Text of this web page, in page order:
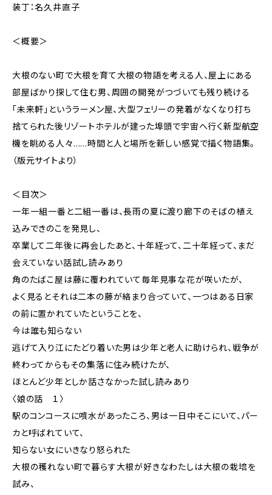
装丁：名久井直子
＜概要＞
大根のない町で大根を育て大根の物語を考える人、屋上にある
部屋ばかり探して住む男、周囲の開発がつづいても残り続ける
「未来軒」というラーメン屋、大型フェリーの発着がなくなり打ち
捨てられた後リゾートホテルが建った埠頭で宇宙へ行く新型航空
機を眺める人々……時間と人と場所を新しい感覚で描く物語集。
（版元サイトより）
＜目次＞
一年一組一番と二組一番は、長雨の夏に渡り廊下のそばの植え
込みできのこを発見し、
卒業して二年後に再会したあと、十年経って、二十年経って、まだ
会えていない話試し読みあり
角のたばこ屋は藤に覆われていて毎年見事な花が咲いたが、
よく見るとそれは二本の藤が絡まり合っていて、一つはある日家
の前に置かれていたということを、
今は誰も知らない
逃げて入り江にたどり着いた男は少年と老人に助けられ、戦争が
終わってからもその集落に住み続けたが、
ほとんど少年としか話さなかった試し読みあり
〈娘の話 １〉
駅のコンコースに噴水があったころ、男は一日中そこにいて、パー
カと呼ばれていて、
知らない女にいきなり怒られた
大根の穫れない町で暮らす大根が好きなわたしは大根の栽培を
試み、